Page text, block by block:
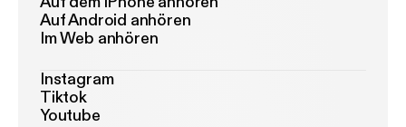
Auf Android anhören
Im Web anhören
Instagram
Tiktok
Youtube